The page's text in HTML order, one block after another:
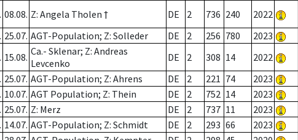
08.08. Z: Angela Tholen † DE 2 736 240 2022
25.07. AGT-Population; Z: Solleder DE 2 256 780 2023
15.08. Ca.- Sklenar; Z: Andreas
Levcenko
DE 2 308 14 2022
25.07. AGT-Population; Z: Ahrens DE 2 221 74 2023
10.07. AGT Population; Z: Thein DE 2 752 14 2023
25.07. Z: Merz DE 2 737 11 2023
14.07. AGT-Population; Z: Schmidt DE 2 293 66 2023